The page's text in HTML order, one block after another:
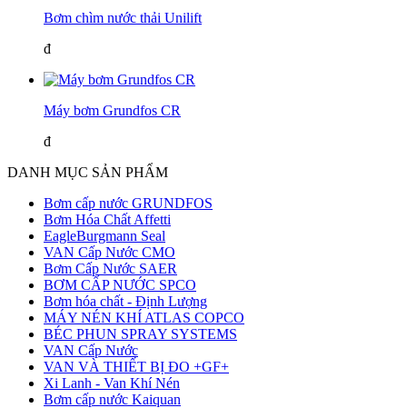
Bơm chìm nước thải Unilift
đ
Máy bơm Grundfos CR
đ
DANH MỤC SẢN PHẨM
Bơm cấp nước GRUNDFOS
Bơm Hóa Chất Affetti
EagleBurgmann Seal
VAN Cấp Nước CMO
Bơm Cấp Nước SAER
BƠM CẤP NƯỚC SPCO
Bơm hóa chất - Định Lượng
MÁY NÉN KHÍ ATLAS COPCO
BÉC PHUN SPRAY SYSTEMS
VAN Cấp Nước
VAN VÀ THIẾT BỊ ĐO +GF+
Xi Lanh - Van Khí Nén
Bơm cấp nước Kaiquan